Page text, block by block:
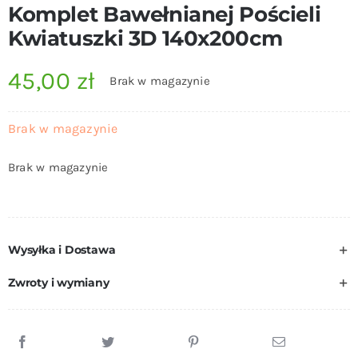
Komplet Bawełnianej Pościeli
Kwiatuszki 3D 140x200cm
45,00 zł Brak w magazynie
Brak w magazynie
Brak w magazynie
Wysyłka i Dostawa
Zwroty i wymiany